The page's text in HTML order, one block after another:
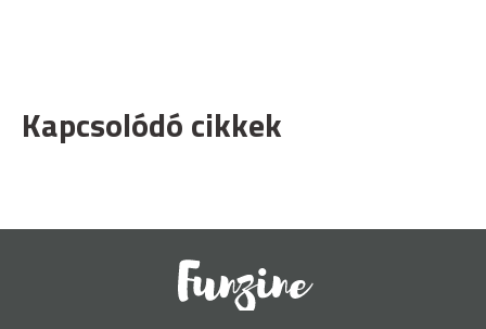
Kapcsolódó cikkek